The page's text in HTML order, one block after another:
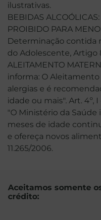
ilustrativas.
BEBIDAS
PROIBIDO PARA
Determinação contida
do Adolescente, Artigo
ALEITAMENTO
informa: O
alergias e é
idade ou mais". Art. 4º, I
"O Ministério da Saúde
meses de idade
e ofereça novos
11.265/2006.
Aceitamos somente
crédito: